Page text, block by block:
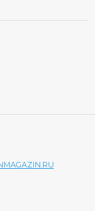
в свой